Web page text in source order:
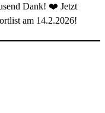
Dank! ❤️ Jetzt
am 14.2.2026!